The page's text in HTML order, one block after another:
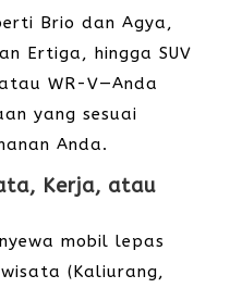
Brio dan Agya,
Ertiga, hingga SUV
WR-V—Anda
yang sesuai
Anda.
Kerja, atau
mobil lepas
(Kaliurang,